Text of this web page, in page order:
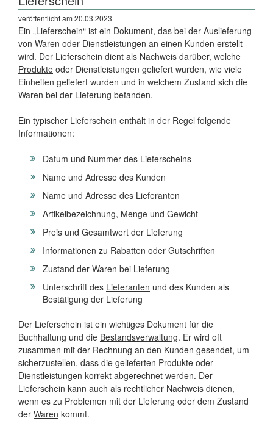
veröffentlicht am 20.03.2023
Ein „Lieferschein“ ist ein Dokument, das bei der Auslieferung
von Waren oder Dienstleistungen an einen Kunden erstellt
wird. Der Lieferschein dient als Nachweis darüber, welche
Produkte oder Dienstleistungen geliefert wurden, wie viele
Einheiten geliefert wurden und in welchem Zustand sich die
Waren bei der Lieferung befanden.
Ein typischer Lieferschein enthält in der Regel folgende
Informationen:
Datum und Nummer des Lieferscheins
Name und Adresse des Kunden
Name und Adresse des Lieferanten
Artikelbezeichnung, Menge und Gewicht
Preis und Gesamtwert der Lieferung
Informationen zu Rabatten oder Gutschriften
Zustand der Waren bei Lieferung
Unterschrift des Lieferanten und des Kunden als
Bestätigung der Lieferung
Der Lieferschein ist ein wichtiges Dokument für die
Buchhaltung und die Bestandsverwaltung. Er wird oft
zusammen mit der Rechnung an den Kunden gesendet, um
sicherzustellen, dass die gelieferten Produkte oder
Dienstleistungen korrekt abgerechnet werden. Der
Lieferschein kann auch als rechtlicher Nachweis dienen,
wenn es zu Problemen mit der Lieferung oder dem Zustand
der Waren kommt.